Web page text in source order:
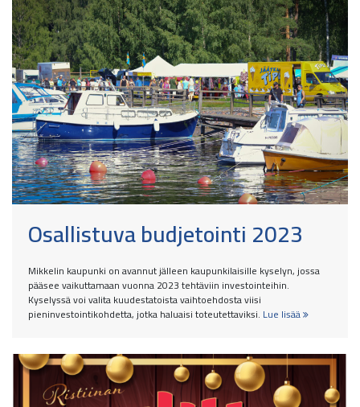
Osallistuva budjetointi 2023
Mikkelin kaupunki on avannut jälleen kaupunkilaisille kyselyn, jossa
pääsee vaikuttamaan vuonna 2023 tehtäviin investointeihin.
Kyselyssä voi valita kuudestatoista vaihtoehdosta viisi
pieninvestointikohdetta, jotka haluaisi toteutettaviksi. Lue lisää